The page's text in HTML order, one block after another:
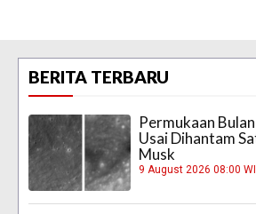
BERITA TERBARU
Permukaan
Usai Dihantam
Musk
9 August 2026 08:00